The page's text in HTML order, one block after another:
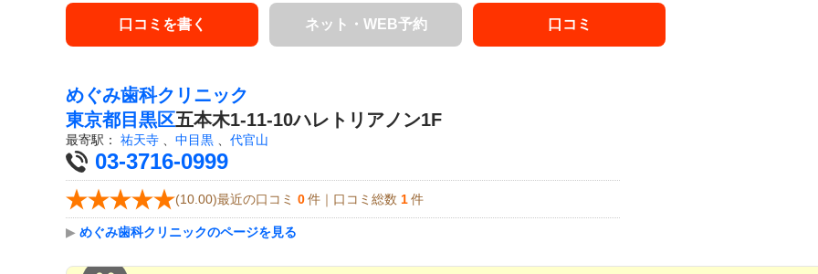
口コミを書く ネット・WEB予約 口コミ
めぐみ歯科クリニック
東京都目黒区五本木1-11-10ハレトリアノン1F
最寄駅： 祐天寺 中目黒 代官山
03-3716-0999
(10.00)最近の口コミ 0 件｜口コミ総数 1 件
▶ めぐみ歯科クリニックのページを見る